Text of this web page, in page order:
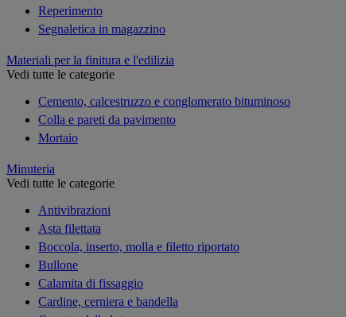
Reperimento
Segnaletica in magazzino
Materiali per la finitura e l'edilizia
Vedi tutte le categorie
Cemento, calcestruzzo e conglomerato bituminoso
Colla e pareti da pavimento
Mortaio
Minuteria
Vedi tutte le categorie
Antivibrazioni
Asta filettata
Boccola, inserto, molla e filetto riportato
Bullone
Calamita di fissaggio
Cardine, cerniera e bandella